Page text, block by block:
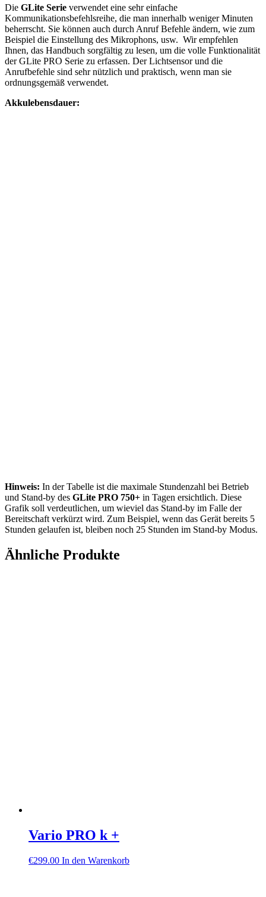
Die GLite Serie verwendet eine sehr einfache
Kommunikationsbefehlsreihe, die man innerhalb weniger Minuten
beherrscht. Sie können auch durch Anruf Befehle ändern, wie zum
Beispiel die Einstellung des Mikrophons, usw. Wir empfehlen
Ihnen, das Handbuch sorgfältig zu lesen, um die volle Funktionalität
der GLite PRO Serie zu erfassen. Der Lichtsensor und die
Anrufbefehle sind sehr nützlich und praktisch, wenn man sie
ordnungsgemäß verwendet.
Akkulebensdauer:
Hinweis: In der Tabelle ist die maximale Stundenzahl bei Betrieb
und Stand-by des GLite PRO 750+ in Tagen ersichtlich. Diese
Grafik soll verdeutlichen, um wieviel das Stand-by im Falle der
Bereitschaft verkürzt wird. Zum Beispiel, wenn das Gerät bereits 5
Stunden gelaufen ist, bleiben noch 25 Stunden im Stand-by Modus.
Ähnliche Produkte
Vario PRO k +
€299.00 In den Warenkorb